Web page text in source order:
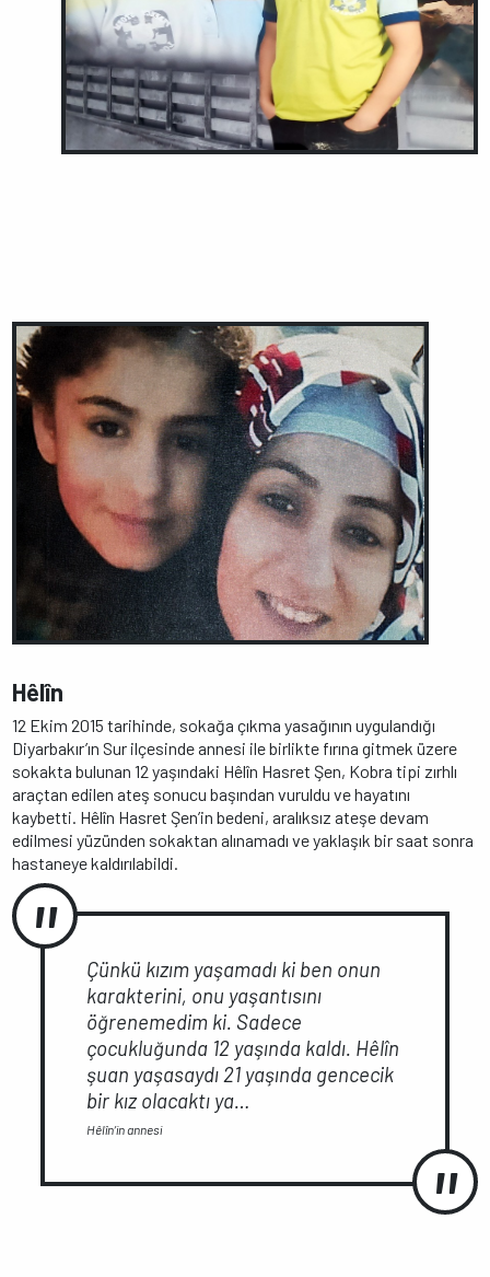
Hêlîn
12 Ekim 2015 tarihinde, sokağa çıkma yasağının uygulandığı
Diyarbakır’ın Sur ilçesinde annesi ile birlikte fırına gitmek üzere
sokakta bulunan 12 yaşındaki Hêlîn Hasret Şen, Kobra tipi zırhlı
araçtan edilen ateş sonucu başından vuruldu ve hayatını
kaybetti. Hêlîn Hasret Şen’in bedeni, aralıksız ateşe devam
edilmesi yüzünden sokaktan alınamadı ve yaklaşık bir saat sonra
hastaneye kaldırılabildi.
Çünkü kızım yaşamadı ki ben onun
karakterini, onu yaşantısını
öğrenemedim ki. Sadece
çocukluğunda 12 yaşında kaldı. Hêlîn
şuan yaşasaydı 21 yaşında gencecik
bir kız olacaktı ya…
Hêlîn’in annesi